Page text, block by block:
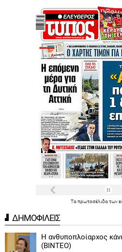
Τα πρωτοσέλιδα των
ΔΗΜΟΦΙΛΕΙΣ
Η ανθυποπλοίαρχος
(ΒΙΝΤΕΟ)